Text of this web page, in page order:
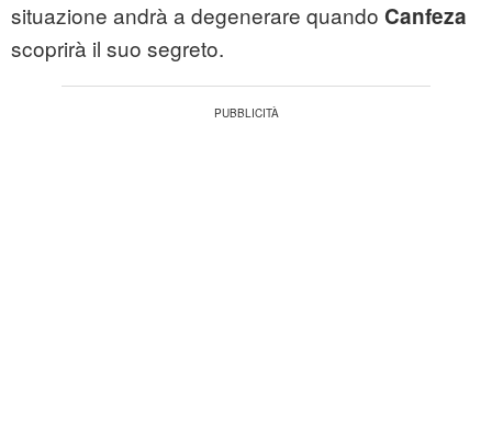
situazione andrà a degenerare quando Canfeza
scoprirà il suo segreto.